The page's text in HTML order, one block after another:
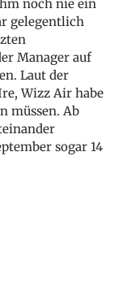
noch nie ein
gelegentlich
Manager auf
Laut der
Wizz Air habe
müssen. Ab
sogar 14